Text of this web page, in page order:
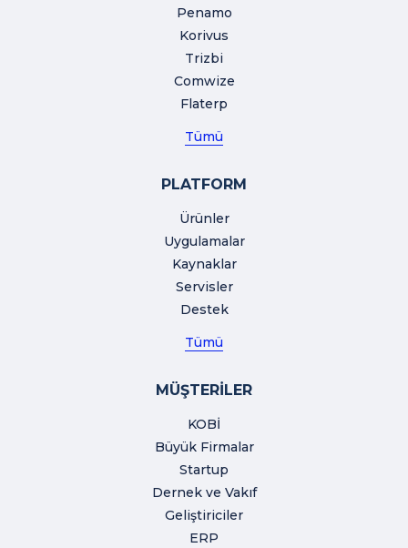
Penamo
Korivus
Trizbi
Comwize
Flaterp
Tümü
PLATFORM
Ürünler
Uygulamalar
Kaynaklar
Servisler
Destek
Tümü
MÜŞTERİLER
KOBİ
Büyük Firmalar
Startup
Dernek ve Vakıf
Geliştiriciler
ERP